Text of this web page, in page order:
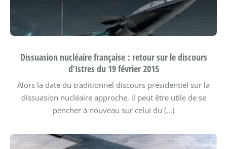
Dissuasion nucléaire française : retour sur le discours
d’Istres du 19 février 2015
Alors la date du traditionnel discours présidentiel sur la
dissuasion nucléaire approche, il peut être utile de se
pencher à nouveau sur celui du (…)